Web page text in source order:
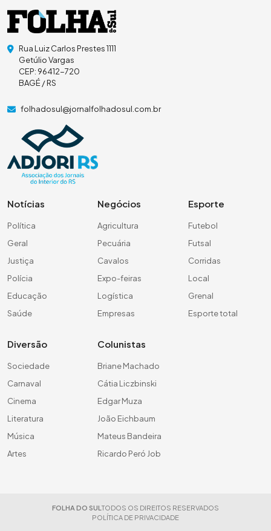
Rua Luiz Carlos Prestes 1111
Getúlio Vargas
CEP: 96412-720
BAGÉ / RS
folhadosul@jornalfolhadosul.com.br
Notícias
Política
Geral
Justiça
Polícia
Educação
Saúde
Negócios
Agricultura
Pecuária
Cavalos
Expo-feiras
Logística
Empresas
Esporte
Futebol
Futsal
Corridas
Local
Grenal
Esporte total
Diversão
Sociedade
Carnaval
Cinema
Literatura
Música
Artes
Colunistas
Briane Machado
Cátia Liczbinski
Edgar Muza
João Eichbaum
Mateus Bandeira
Ricardo Peró Job
FOLHA DO SUL TODOS OS DIREITOS RESERVADOS
POLÍTICA DE PRIVACIDADE